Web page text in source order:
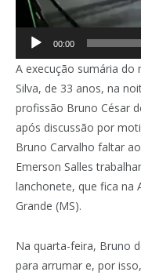
00:00
A execução sumária do
Silva, de 33 anos, na
profissão Bruno César
após discussão por
Bruno Carvalho faltar
Emerson Salles
lanchonete, que fica na
Grande (MS).
Na quarta-feira, Bruno
para arrumar e, por